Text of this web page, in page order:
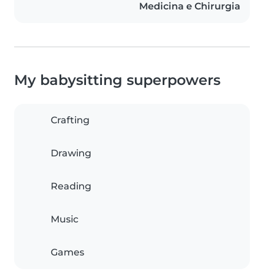
Medicina e Chirurgia
My babysitting superpowers
Crafting
Drawing
Reading
Music
Games